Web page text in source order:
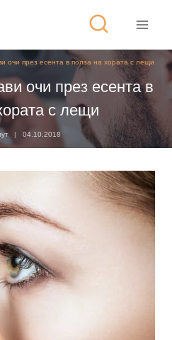
очи през есента в полза на хората с лещи
очи през есента в
с лещи
04.10.2018